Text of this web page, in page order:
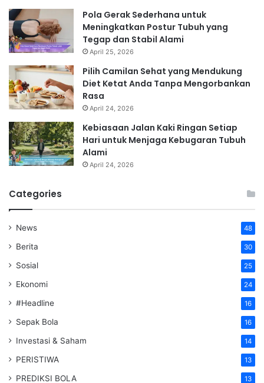
Pola Gerak Sederhana untuk
Meningkatkan Postur Tubuh yang
Tegap dan Stabil Alami
April 25, 2026
Pilih Camilan Sehat yang Mendukung
Diet Ketat Anda Tanpa Mengorbankan
Rasa
April 24, 2026
Kebiasaan Jalan Kaki Ringan Setiap
Hari untuk Menjaga Kebugaran Tubuh
Alami
April 24, 2026
Categories
News 48
Berita 30
Sosial 25
Ekonomi 24
#Headline 16
Sepak Bola 16
Investasi & Saham 14
PERISTIWA 13
PREDIKSI BOLA 13